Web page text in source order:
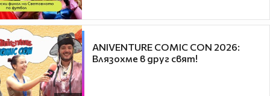
ANIVENTURE COMIC CON 2026:
Влязохме в друг свят!